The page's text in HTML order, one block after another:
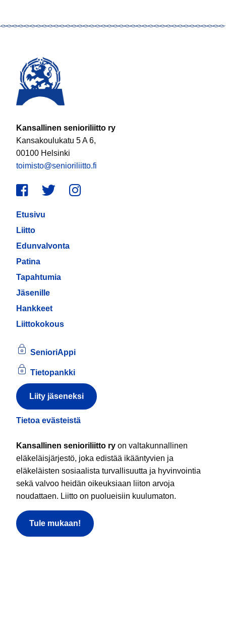
Kansallinen senioriliitto ry
Kansakoulukatu 5 A 6,
00100 Helsinki
toimisto@senioriliitto.fi
Facebook
TwitterInstagram
Etusivu
Liitto
Edunvalvonta
Patina
Tapahtumia
Jäsenille
Hankkeet
Liittokokous
SenioriAppi
Tietopankki
Liity jäseneksi
Tietoa evästeistä
Kansallinen senioriliitto ry on valtakunnallinen
eläkeläisjärjestö, joka edistää ikääntyvien ja
eläkeläisten sosiaalista turvallisuutta ja hyvinvointia
sekä valvoo heidän oikeuksiaan liiton arvoja
noudattaen. Liitto on puolueisiin kuulumaton.
Tule mukaan!